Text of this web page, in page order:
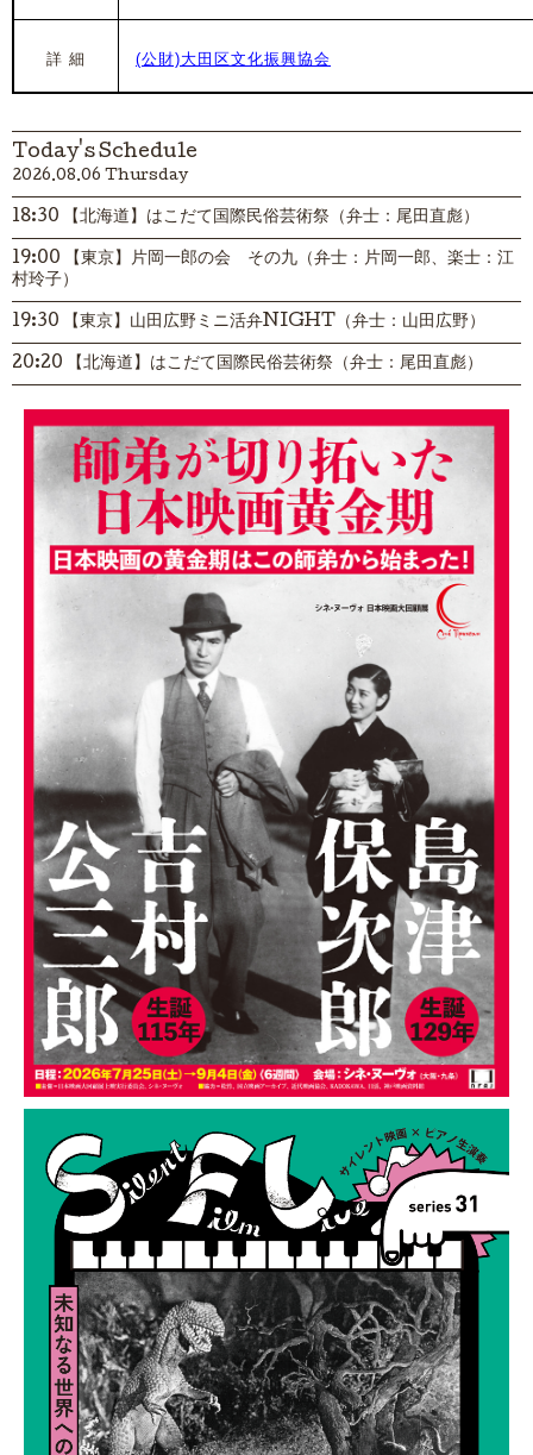
詳 細 (公財)大田区文化振興協会
Today's Schedule
2026.08.06 Thursday
18:30 【北海道】はこだて国際民俗芸術祭（弁士：尾田直彪）
19:00 【東京】片岡一郎の会 その九（弁士：片岡一郎、楽士：江
村玲子）
19:30 【東京】山田広野ミニ活弁NIGHT（弁士：山田広野）
20:20 【北海道】はこだて国際民俗芸術祭（弁士：尾田直彪）